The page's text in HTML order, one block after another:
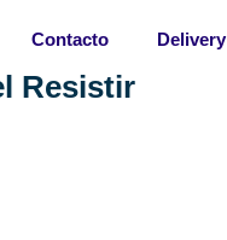
Contacto Delivery
Resistir